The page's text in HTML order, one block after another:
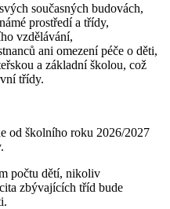
současných budovách,
prostředí a třídy,
vzdělávání,
ani omezení péče o děti,
a základní školou, což
třídy.
od školního roku 2026/2027
počtu dětí, nikoliv
zbývajících tříd bude